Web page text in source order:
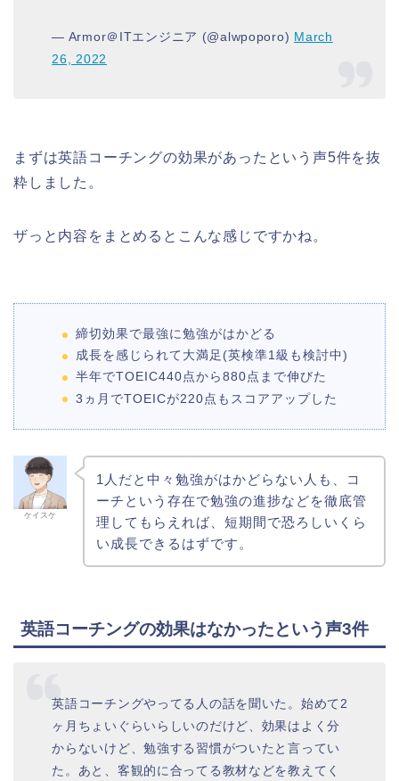
— Armor＠ITエンジニア (@alwpoporo) March
26, 2022
まずは英語コーチングの効果があったという声5件を抜
粋しました。
ザっと内容をまとめるとこんな感じですかね。
締切効果で最強に勉強がはかどる
成長を感じられて大満足(英検準1級も検討中)
半年でTOEIC440点から880点まで伸びた
3ヵ月でTOEICが220点もスコアアップした
ケイスケ
1人だと中々勉強がはかどらない人も、コ
ーチという存在で勉強の進捗などを徹底管
理してもらえれば、短期間で恐ろしいくら
い成長できるはずです。
英語コーチングの効果はなかったという声3件
英語コーチングやってる人の話を聞いた。始めて2
ヶ月ちょいぐらいらしいのだけど、効果はよく分
からないけど、勉強する習慣がついたと言ってい
た。あと、客観的に合ってる教材などを教えてく